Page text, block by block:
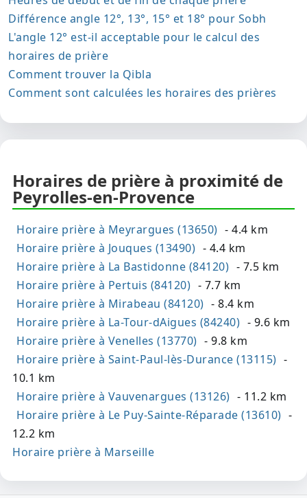
Différence angle 12°, 13°, 15° et 18° pour Sobh
L'angle 12° est-il acceptable pour le calcul des
horaires de prière
Comment trouver la Qibla
Comment sont calculées les horaires des prières
Horaires de prière à proximité de
Peyrolles-en-Provence
Horaire prière à Meyrargues (13650) - 4.4 km
Horaire prière à Jouques (13490) - 4.4 km
Horaire prière à La Bastidonne (84120) - 7.5 km
Horaire prière à Pertuis (84120) - 7.7 km
Horaire prière à Mirabeau (84120) - 8.4 km
Horaire prière à La-Tour-dAigues (84240) - 9.6 km
Horaire prière à Venelles (13770) - 9.8 km
Horaire prière à Saint-Paul-lès-Durance (13115) -
10.1 km
Horaire prière à Vauvenargues (13126) - 11.2 km
Horaire prière à Le Puy-Sainte-Réparade (13610) -
12.2 km
Horaire prière à Marseille